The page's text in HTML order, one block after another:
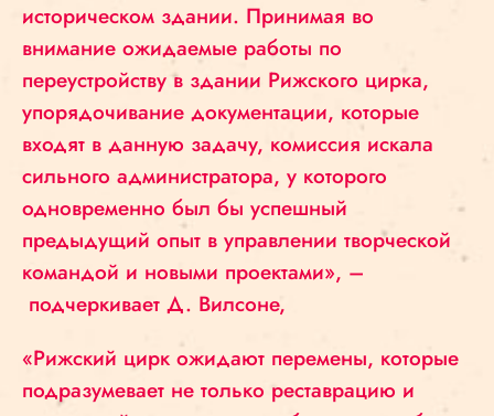
историческом здании. Принимая во
внимание ожидаемые работы по
переустройству в здании Рижского цирка,
упорядочивание документации, которые
входят в данную задачу, комиссия искала
сильного администратора, у которого
одновременно был бы успешный
предыдущий опыт в управлении творческой
командой и новыми проектами», –
подчеркивает Д. Вилсоне,
«Рижский цирк ожидают перемены, которые
подразумевает не только реставрацию и